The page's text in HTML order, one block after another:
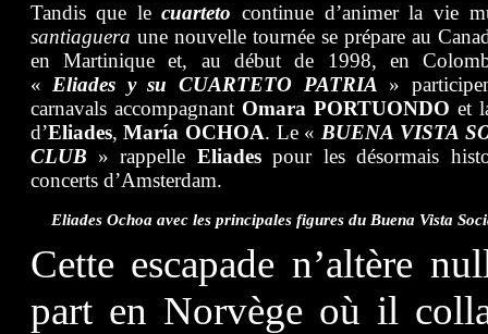
Tandis que lecuarteto continue d’animer la vie
santiaguera une nouvelle tournée se prépare au
en Martinique et, au début de 1998, en
« Eliades y su CUARTETO PATRIA »
carnavals accompagnant Omara PORTUONDO et
d’Eliades,María OCHOA. Le « BUENA VISTA
CLUB » rappelle Eliadespour les désormais
concerts d’Amsterdam.
Eliades Ochoa avec les principales figures du Buena Vista
Cette escapade n’altère
part en Norvège où il